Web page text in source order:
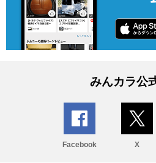
みんカラ公
Facebook X